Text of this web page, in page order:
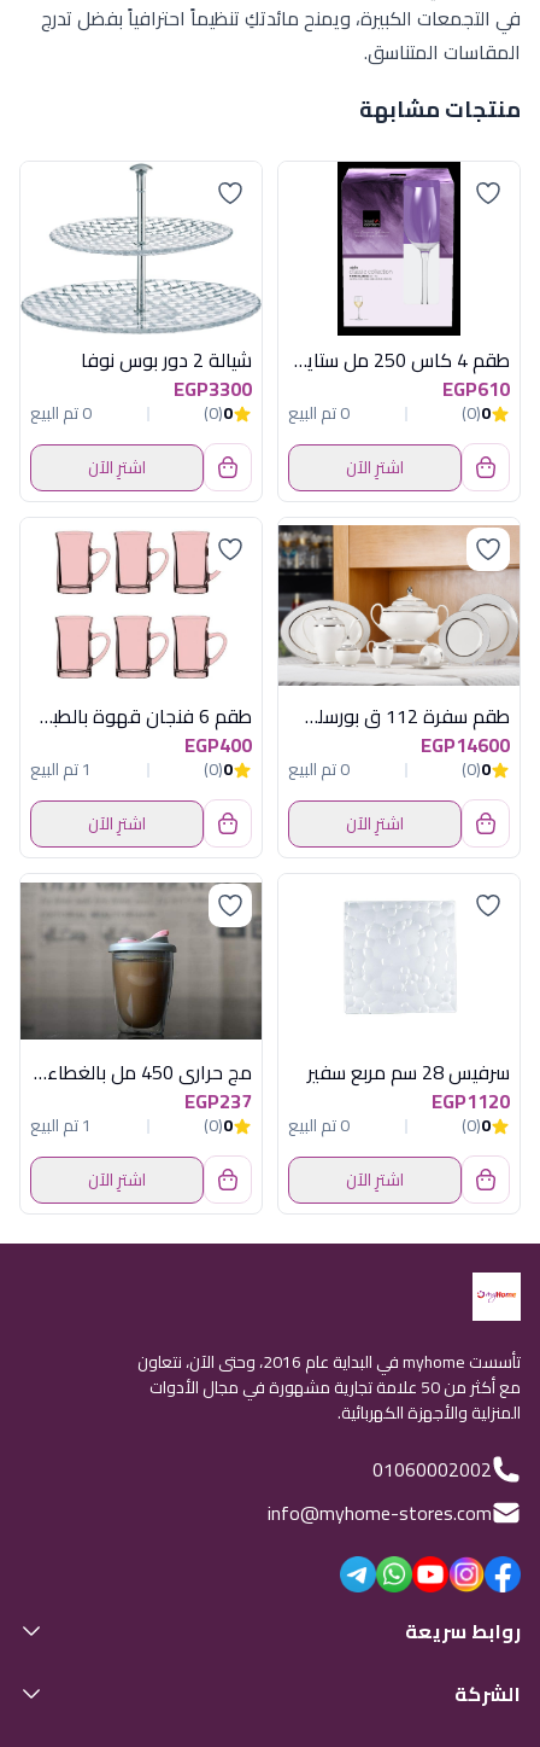
في التجمعات الكبيرة، ويمنح مائدتكِ تنظيماً احترافياً بفضل تدرج
المقاسات المتناسق.
منتجات مشابهة
طقم 4 كاس 250 مل ستايل رويال ليردام
EGP610
0
(0)
0 تم البيع
اشترِ الآن
شيالة 2 دور بوس نوفا
EGP3300
0
(0)
0 تم البيع
اشترِ الآن
طقم سفرة 112 ق بورسلين بروكسيل فضى
EGP14600
0
(0)
0 تم البيع
اشترِ الآن
طقم 6 فنجان قهوة بالطبق ميلا بينك
EGP400
0
(0)
1 تم البيع
اشترِ الآن
سرفيس 28 سم مربع سفير
EGP1120
0
(0)
0 تم البيع
اشترِ الآن
مج حرارى 450 مل بالغطاء دبل جلاس اكسفورد
EGP237
0
(0)
1 تم البيع
اشترِ الآن
تأسست myhome في البداية عام 2016، وحتى الآن، نتعاون
مع أكثر من 50 علامة تجارية مشهورة في مجال الأدوات
المنزلية والأجهزة الكهربائية.
01060002002
info@myhome-stores.com
روابط سريعة
الشركة